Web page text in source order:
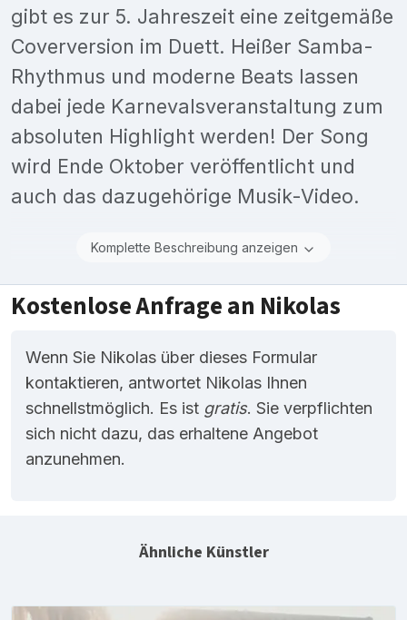
gibt es zur 5. Jahreszeit eine zeitgemäße
Coverversion im Duett. Heißer Samba-
Rhythmus und moderne Beats lassen
dabei jede Karnevalsveranstaltung zum
absoluten Highlight werden! Der Song
wird Ende Oktober veröffentlicht und
auch das dazugehörige Musik-Video.
Komplette Beschreibung anzeigen
Kostenlose Anfrage an Nikolas
Wenn Sie Nikolas über dieses Formular
kontaktieren, antwortet Nikolas Ihnen
schnellstmöglich. Es ist gratis. Sie verpflichten
sich nicht dazu, das erhaltene Angebot
anzunehmen.
Ähnliche Künstler